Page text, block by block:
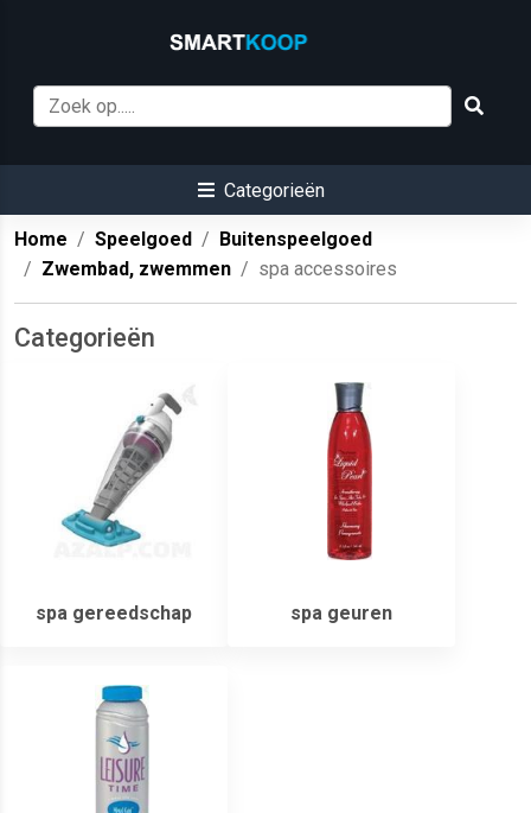
Categorieën
Home Speelgoed
Buitenspeelgoed
Zwembad, zwemmen
spa accessoires
Categorieën
spa gereedschap spa geuren